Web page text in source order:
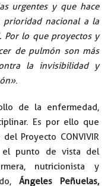
urgentes y que hace
prioridad nacional a la
Por lo que proyectos y
de pulmón son más
la invisibilidad y
.
de la enfermedad,
Es por ello que
Proyecto CONVIVIR
el punto de vista del
nutricionista y
Ángeles Peñuelas,